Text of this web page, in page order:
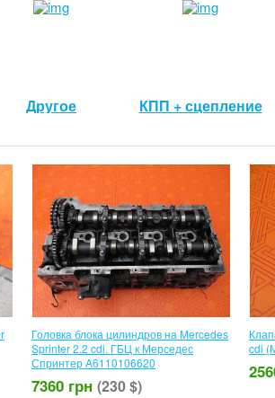
Другое КПП + сцепление
Головка блока цилиндров на Mercedes
Sprinter 2.2 cdi. ГБЦ к Мерседес
Спринтер A6110106620
7360 грн (230 $)
cdi